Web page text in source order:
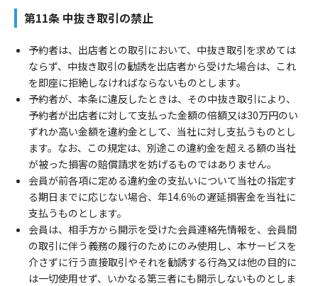
第11条 中抜き取引の禁止
予約者は、出店者との取引において、中抜き取引を求めては
ならず、中抜き取引の勧誘を出店者から受けた場合は、これ
を即座に拒絶しなければならないものとします。
予約者が、本条に違反したときは、その中抜き取引により、
予約者が出店者に対して支払った金額の倍額又は30万円のい
ずれか高い金額を違約金として、当社に対し支払うものとし
ます。なお、この規定は、別途この違約金を超える額の当社
が被った損害の賠償請求を妨げるものではありません。
会員が前各項に定める違約金の支払いについて当社の指定す
る期日までに応じない場合、年14.6％の遅延損害金を当社に
支払うものとします。
会員は、相手方から開示を受けた会員連絡先情報を、会員間
の取引に伴う義務の履行のためにのみ使用し、本サービスを
介さずに行う直接取引やそれを勧誘する行為又は他の目的に
は一切使用せず、いかなる第三者にも開示しないものとしま